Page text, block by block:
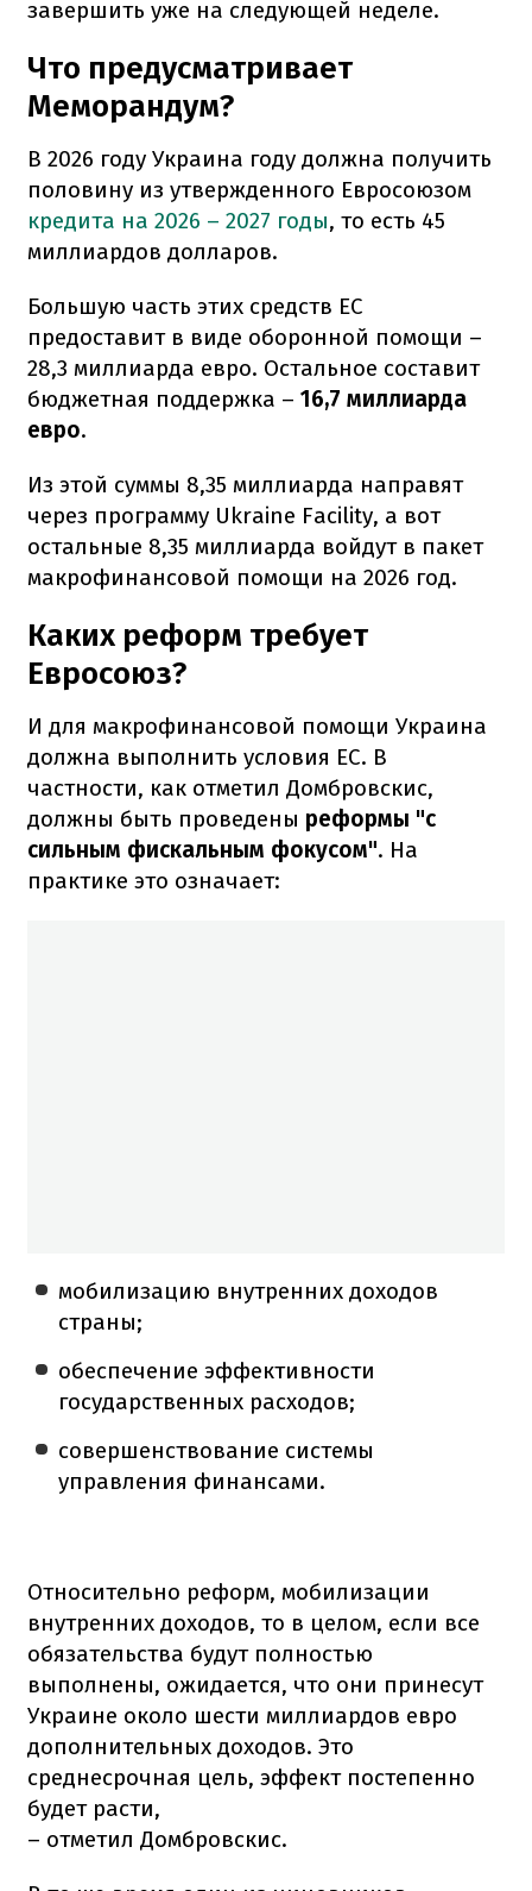
завершить уже на следующей неделе.
Что предусматривает
Меморандум?
В 2026 году Украина году должна получить
половину из утвержденного Евросоюзом
кредита на 2026 – 2027 годы, то есть 45
миллиардов долларов.
Большую часть этих средств ЕС
предоставит в виде оборонной помощи –
28,3 миллиарда евро. Остальное составит
бюджетная поддержка – 16,7 миллиарда
евро.
Из этой суммы 8,35 миллиарда направят
через программу Ukraine Facility, а вот
остальные 8,35 миллиарда войдут в пакет
макрофинансовой помощи на 2026 год.
Каких реформ требует
Евросоюз?
И для макрофинансовой помощи Украина
должна выполнить условия ЕС. В
частности, как отметил Домбровскис,
должны быть проведены реформы "с
сильным фискальным фокусом". На
практике это означает:
мобилизацию внутренних доходов
страны;
обеспечение эффективности
государственных расходов;
совершенствование системы
управления финансами.
Относительно реформ, мобилизации
внутренних доходов, то в целом, если все
обязательства будут полностью
выполнены, ожидается, что они принесут
Украине около шести миллиардов евро
дополнительных доходов. Это
среднесрочная цель, эффект постепенно
будет расти,
– отметил Домбровскис.